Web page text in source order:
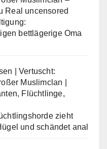
Real uncensored
bettlägerige Oma
| Vertuscht:
Muslimclan |
Flüchtlinge,
zieht
und schändet anal